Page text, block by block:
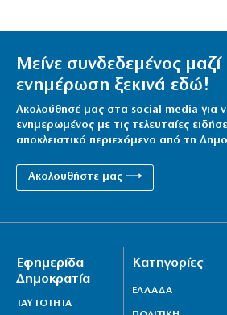
Μείνε συνδεδεμένος
ενημέρωση ξεκινά εδώ!
Ακολούθησέ μας στα social media για
ενημερωμένος με τις τελευταίες
αποκλειστικό περιεχόμενο από τη
Ακολουθήστε μας ⟶
Εφημερίδα
Δημοκρατία
ΤΑΥΤΟΤΗΤΑ
Κατηγορίες
ΕΛΛΑΔΑ